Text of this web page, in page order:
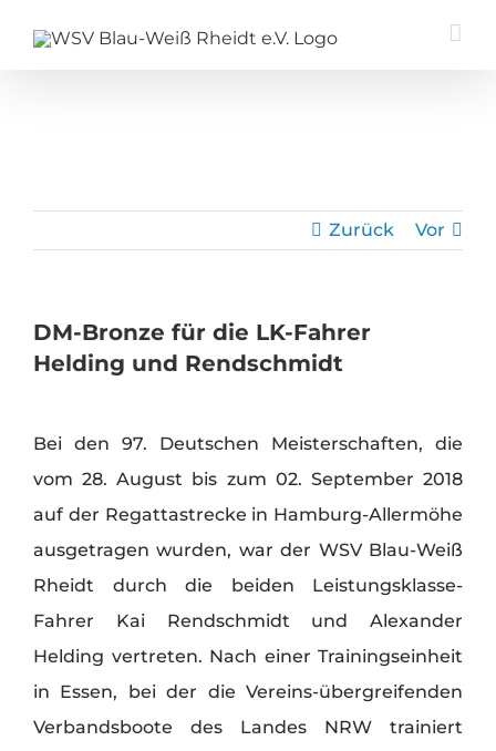
Inhalt
Zurück Vor
DM-Bronze für die LK-Fahrer
Helding und Rendschmidt
grösseres
Bild
Bei den 97. Deutschen Meisterschaften, die
vom 28. August bis zum 02. September 2018
auf der Regattastrecke in Hamburg-Allermöhe
ausgetragen wurden, war der WSV Blau-Weiß
Rheidt durch die beiden Leistungsklasse-
Fahrer Kai Rendschmidt und Alexander
Helding vertreten. Nach einer Trainingseinheit
in Essen, bei der die Vereins-übergreifenden
Verbandsboote des Landes NRW trainiert